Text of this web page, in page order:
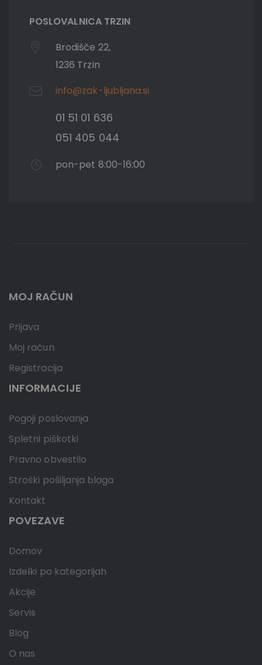
POSLOVALNICA TRZIN
Brodišče 22,
1236 Trzin
info@zak-ljubljana.si
01 51 01 636
051 405 044
pon-pet 8:00-16:00
MOJ RAČUN
Prijava
Moj račun
Registracija
INFORMACIJE
Pogoji poslovanja
Spletni piškotki
Pravno obvestilo
Stroški pošiljanja blaga
Kontakt
POVEZAVE
Domov
Izdelki po kategorijah
Akcije
Servis
Blog
O nas